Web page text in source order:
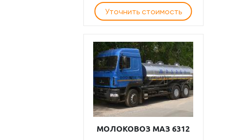
Уточнить стоимость
МОЛОКОВОЗ МАЗ 6312